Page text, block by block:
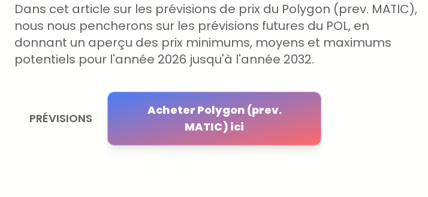
Dans cet article sur les prévisions de prix du Polygon (prev. MATIC),
nous nous pencherons sur les prévisions futures du POL, en
donnant un aperçu des prix minimums, moyens et maximums
potentiels pour l'année 2026 jusqu'à l'année 2032.
PRÉVISIONS
Acheter Polygon (prev.
MATIC) ici